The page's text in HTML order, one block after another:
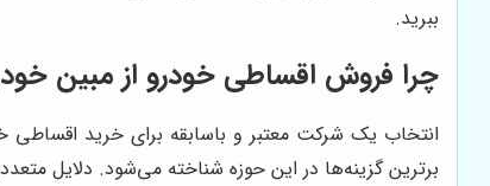
ببرید.
چرا فروش اقساطی خودرو از مبین
انتخاب یک شرکت معتبر و باسابقه برای خرید اقساطی
برترین گزینه‌ها در این حوزه شناخته می‌شود. دلایل